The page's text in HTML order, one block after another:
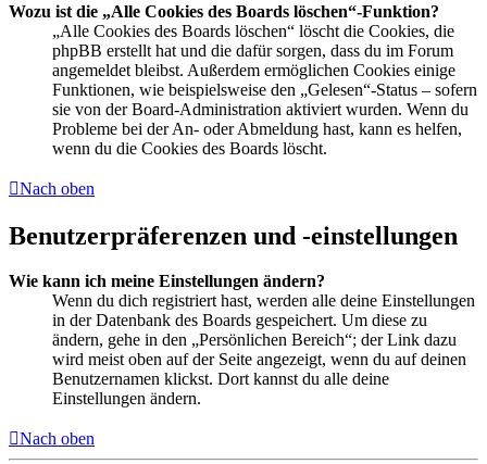
Wozu ist die „Alle Cookies des Boards löschen“-Funktion?
„Alle Cookies des Boards löschen“ löscht die Cookies, die
phpBB erstellt hat und die dafür sorgen, dass du im Forum
angemeldet bleibst. Außerdem ermöglichen Cookies einige
Funktionen, wie beispielsweise den „Gelesen“-Status – sofern
sie von der Board-Administration aktiviert wurden. Wenn du
Probleme bei der An- oder Abmeldung hast, kann es helfen,
wenn du die Cookies des Boards löscht.
Nach oben
Benutzerpräferenzen und -einstellungen
Wie kann ich meine Einstellungen ändern?
Wenn du dich registriert hast, werden alle deine Einstellungen
in der Datenbank des Boards gespeichert. Um diese zu
ändern, gehe in den „Persönlichen Bereich“; der Link dazu
wird meist oben auf der Seite angezeigt, wenn du auf deinen
Benutzernamen klickst. Dort kannst du alle deine
Einstellungen ändern.
Nach oben